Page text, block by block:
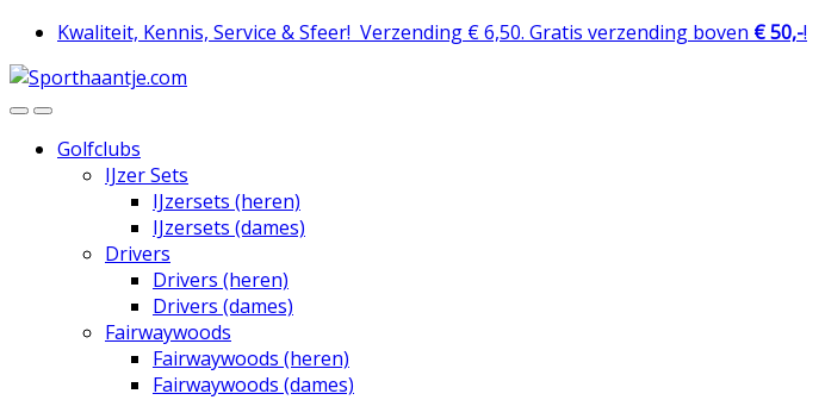
Skip
navigation
Skip
content
Kwaliteit, Kennis, Service & Sfeer! Verzending € 6,50. Gratis verzending boven € 50,-!
Golfclubs
IJzer Sets
IJzersets (heren)
IJzersets (dames)
Drivers
Drivers (heren)
Drivers (dames)
Fairwaywoods
Fairwaywoods (heren)
Fairwaywoods (dames)